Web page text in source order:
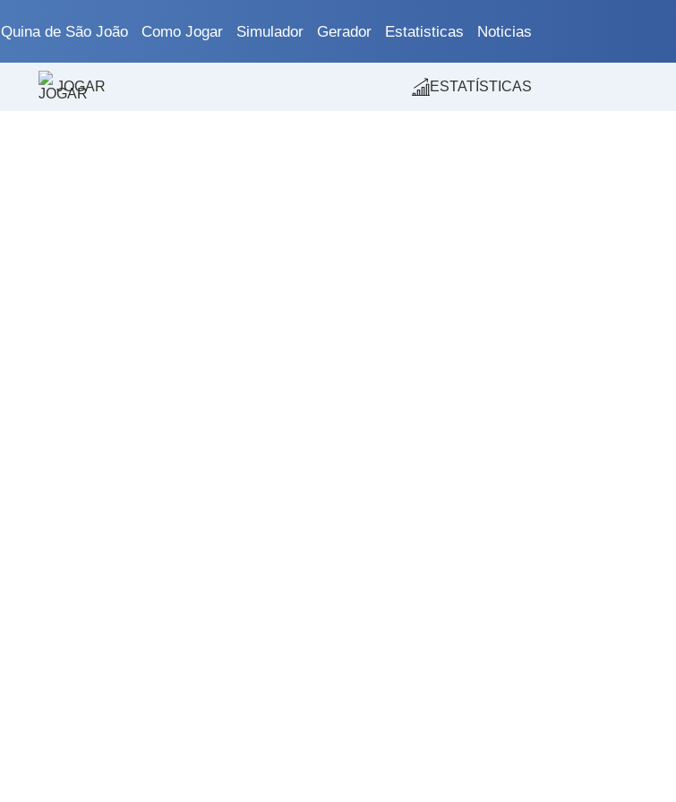
Quina de São João Como Jogar Simulador Gerador Estatisticas Noticias
JOGAR ESTATÍSTICAS